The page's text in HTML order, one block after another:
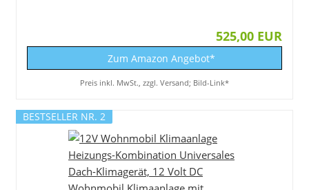
525,00 EUR
Zum Amazon Angebot*
Preis inkl. MwSt., zzgl. Versand; Bild-Link*
BESTSELLER NR. 2